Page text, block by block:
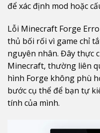
để xác định mod hoặc
Lỗi Minecraft Forge
thủ bối rối vì game chỉ
nguyên nhân. Đây thực
Minecraft, thường liên
hình Forge không phù
bước cụ thể để bạn tự
tính của mình.